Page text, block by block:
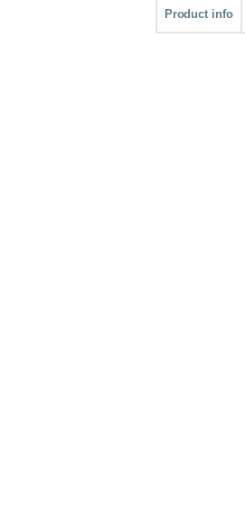
Product info